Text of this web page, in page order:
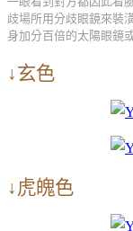
歧場所用分歧眼鏡來裝
身加分百倍的太陽眼鏡
↓玄色
↓虎魄色